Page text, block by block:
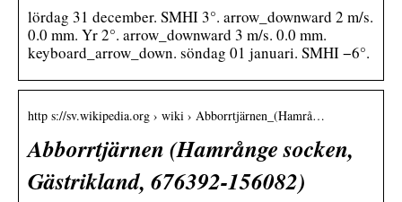
lördag 31 december. SMHI 3°. arrow_downward 2 m/s.
0.0 mm. Yr 2°. arrow_downward 3 m/s. 0.0 mm.
keyboard_arrow_down. söndag 01 januari. SMHI −6°.
http s://sv.wikipedia.org › wiki › Abborrtjärnen_(Hamrå…
Abborrtjärnen (Hamrånge socken,
Gästrikland, 676392-156082)